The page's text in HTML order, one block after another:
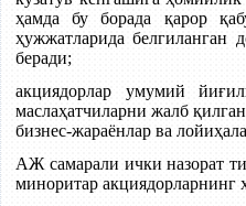
ҳамда бу борада қарор
ҳужжатларида белгиланган
беради;
акциядорлар умумий
маслаҳатчиларни жалб
бизнес-жараёнлар ва
АЖ самарали ички назорат
миноритар акциядорларнинг